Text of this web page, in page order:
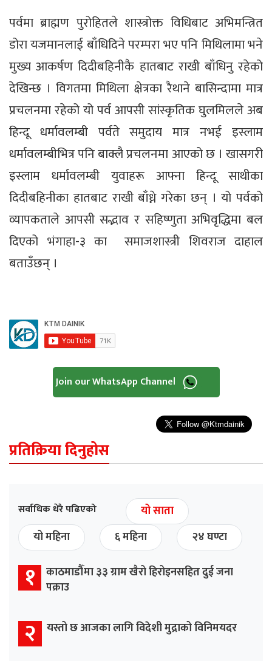
पर्वमा ब्राह्मण पुरोहितले शास्त्रोक्त विधिबाट अभिमन्त्रित
डोरा यजमानलाई बाँधिदिने परम्परा भए पनि मिथिलामा भने
मुख्य आकर्षण दिदीबहिनीकै हातबाट राखी बाँधिनु रहेको
देखिन्छ । विगतमा मिथिला क्षेत्रका रैथाने बासिन्दामा मात्र
प्रचलनमा रहेको यो पर्व आपसी सांस्कृतिक घुलमिलले अब
हिन्दू धर्मावलम्बी पर्वते समुदाय मात्र नभई इस्लाम
धर्मावलम्बीभित्र पनि बाक्लै प्रचलनमा आएको छ । खासगरी
इस्लाम धर्मावलम्बी युवाहरू आफ्ना हिन्दू साथीका
दिदीबहिनीका हातबाट राखी बाँध्ने गरेका छन् । यो पर्वको
व्यापकताले आपसी सद्भाव र सहिष्णुता अभिवृद्धिमा बल
दिएको भंगाहा-३ का समाजशास्त्री शिवराज दाहाल
बताउँछन् ।
Join our WhatsApp Channel
प्रतिक्रिया दिनुहोस
सर्वाधिक धेरै पढिएको
यो साता
यो महिना
६ महिना २४ घण्टा
१ काठमाडौँमा ३३ ग्राम खैरो हिरोइनसहित दुई जना
पक्राउ
२ यस्तो छ आजका लागि विदेशी मुद्राको विनिमयदर